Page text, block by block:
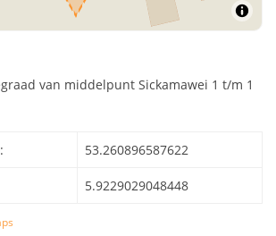
van middelpunt Sickamawei 1 t/m 1
53.260896587622
5.9229029048448